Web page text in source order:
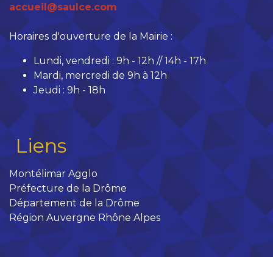
accueil@saulce.com
Horaires d'ouverture de la Mairie :
Lundi, vendredi : 9h - 12h // 14h - 17h
Mardi, mercredi de 9h à 12h
Jeudi : 9h - 18h
Liens
Montélimar Agglo
Préfecture de la Drôme
Département de la Drôme
Région Auvergne Rhône Alpes